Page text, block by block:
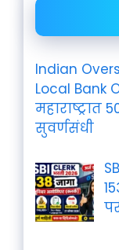
Indian
Local Bank
महाराष्ट्रात
सुवर्णसंधी